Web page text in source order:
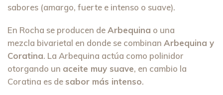
sabores (amargo, fuerte e intenso o suave).
En Rocha se producen deArbequina o una
mezcla bivarietal en donde se combinan Arbequina y
Coratina. La Arbequina actúa como polinidor
otorgando un aceite muy suave, en cambio la
Coratina es de sabor más intenso.